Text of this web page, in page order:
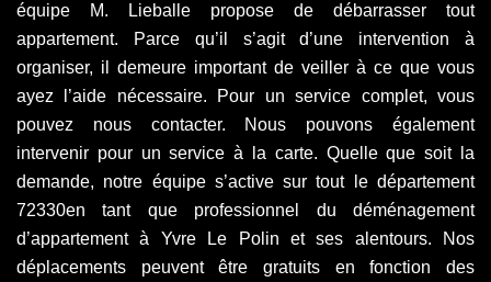
équipe M. Lieballe propose de débarrasser tout
appartement. Parce qu’il s’agit d’une intervention à
organiser, il demeure important de veiller à ce que vous
ayez l’aide nécessaire. Pour un service complet, vous
pouvez nous contacter. Nous pouvons également
intervenir pour un service à la carte. Quelle que soit la
demande, notre équipe s’active sur tout le département
72330en tant que professionnel du déménagement
d’appartement à Yvre Le Polin et ses alentours. Nos
déplacements peuvent être gratuits en fonction des